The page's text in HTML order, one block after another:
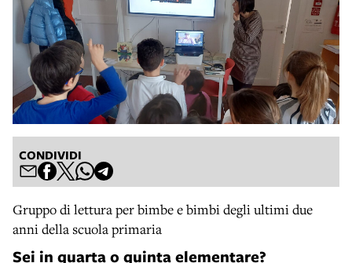
CONDIVIDI
Gruppo di lettura per bimbe e bimbi degli ultimi due
anni della scuola primaria
Sei in quarta o quinta elementare?